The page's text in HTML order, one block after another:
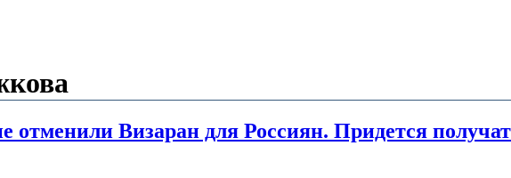
отменили Визаран для Россиян. Придется